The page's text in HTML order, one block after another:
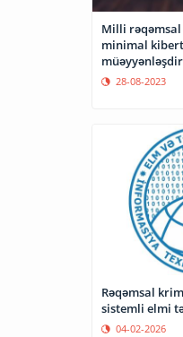
Milli rəqəmsal
minimal
28-08-2023
Rəqəmsal
sistemli elmi
04-02-2026